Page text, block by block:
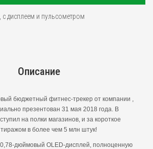
с дисплеем и пульсометром
Описание
бюджетный фитнес-трекер от компании ,
презентован 31 мая 2018 года. В
на полки магазинов, и за короткое
в более чем 5 млн штук!
0,78-дюймовый OLED-дисплей, полноценную